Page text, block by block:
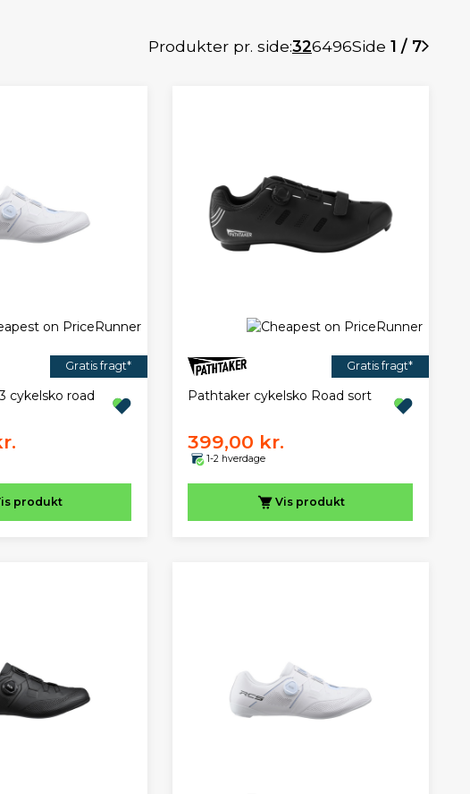
Produkter pr. side:326496Side 1 / 7
Gratis fragt*
cykelsko road
produkt
Gratis fragt*
Pathtaker cykelsko Road sort
399,00 kr.
1-2 hverdage
Vis produkt